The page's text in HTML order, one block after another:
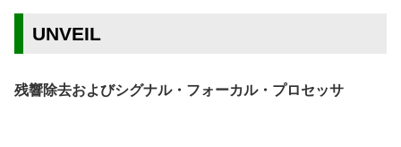
UNVEIL
残響除去およびシグナル・フォーカル・プロセッサ